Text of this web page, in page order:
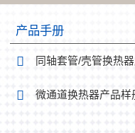
产品手册
同轴套管/壳管换热
微通道换热器产品样